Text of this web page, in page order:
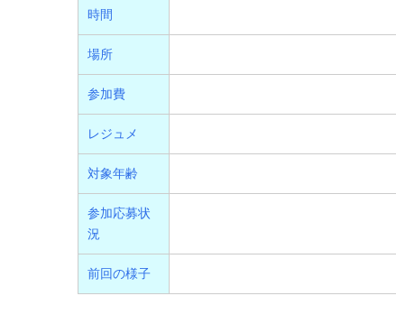
時間
場所
参加費
レジュメ
対象年齢
参加応募状
況
前回の様子